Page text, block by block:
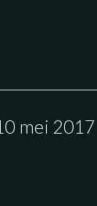
mei 2017